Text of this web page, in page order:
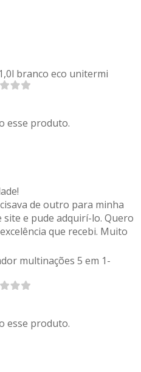
branco eco unitermi
esse produto.
de outro para minha
site e pude adquirí-lo. Quero
que recebi. Muito
multinações 5 em 1-
esse produto.